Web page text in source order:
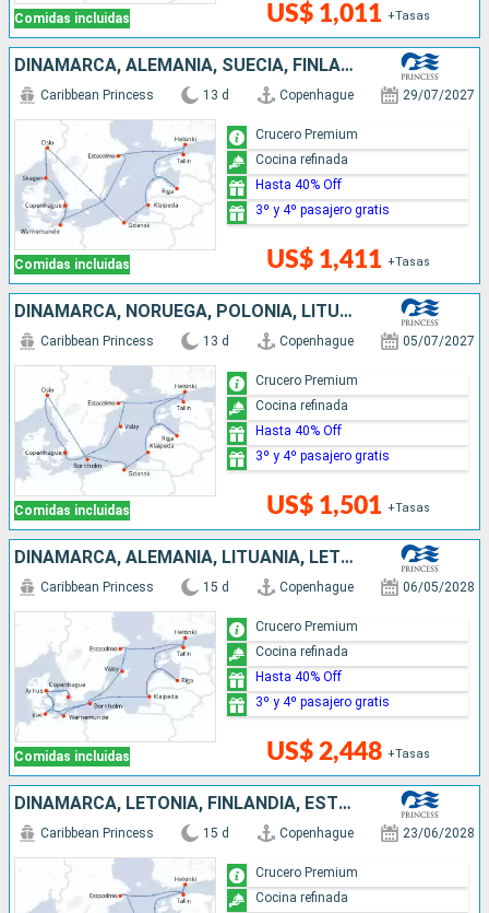
Comidas incluidas US$ 1,011 +Tasas
DINAMARCA, ALEMANIA, SUECIA, FINLANDIA, ESTONIA, LETONIA, LITUANIA, POLONIA, NORUEGA
Comidas incluidas
Caribbean Princess 13 d Copenhague 29/07/2027
US$ 1,411 +Tasas
Crucero Premium
Cocina refinada
Hasta 40% Off
3º y 4º pasajero gratis
DINAMARCA, NORUEGA, POLONIA, LITUANIA, LETONIA, FINLANDIA, ESTONIA, SUECIA
Comidas incluidas
Caribbean Princess 13 d Copenhague 05/07/2027
US$ 1,501 +Tasas
Crucero Premium
Cocina refinada
Hasta 40% Off
3º y 4º pasajero gratis
DINAMARCA, ALEMANIA, LITUANIA, LETONIA, FINLANDIA, ESTONIA, SUECIA
Comidas incluidas
Caribbean Princess 15 d Copenhague 06/05/2028
US$ 2,448 +Tasas
Crucero Premium
Cocina refinada
Hasta 40% Off
3º y 4º pasajero gratis
DINAMARCA, LETONIA, FINLANDIA, ESTONIA, SUECIA, LITUANIA, ALEMANIA
Caribbean Princess 15 d Copenhague 23/06/2028
Crucero Premium
Cocina refinada